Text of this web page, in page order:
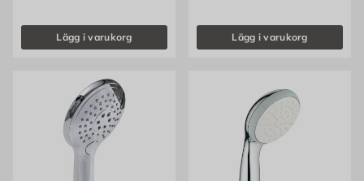
Lägg i varukorg Lägg i varukorg